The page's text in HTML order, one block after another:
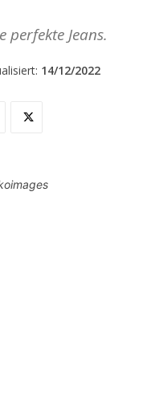
perfekte Jeans.
14/12/2022